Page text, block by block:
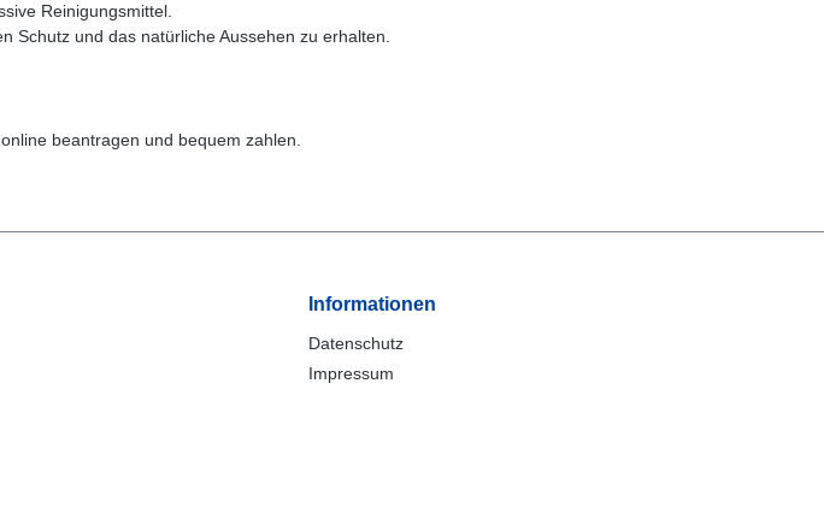
Reinigungsmittel.
Schutz und das natürliche Aussehen zu erhalten.
online beantragen und bequem zahlen.
Informationen
Datenschutz
Impressum